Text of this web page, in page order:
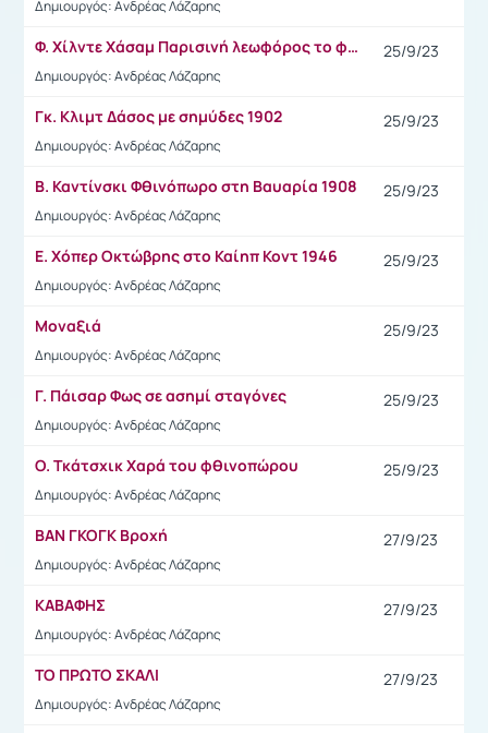
Δημιουργός: Ανδρέας Λάζαρης
Φ. Χίλντε Χάσαμ Παρισινή λεωφόρος το φθινόπωρο
Δημιουργός: Ανδρέας Λάζαρης
25/9/23
Γκ. Κλιμτ Δάσος με σημύδες 1902
Δημιουργός: Ανδρέας Λάζαρης
25/9/23
Β. Καντίνσκι Φθινόπωρο στη Βαυαρία 1908
Δημιουργός: Ανδρέας Λάζαρης
25/9/23
Ε. Χόπερ Οκτώβρης στο Καίηπ Κοντ 1946
Δημιουργός: Ανδρέας Λάζαρης
25/9/23
Μοναξιά
Δημιουργός: Ανδρέας Λάζαρης
25/9/23
Γ. Πάισαρ Φως σε ασημί σταγόνες
Δημιουργός: Ανδρέας Λάζαρης
25/9/23
Ο. Τκάτσχικ Χαρά του φθινοπώρου
Δημιουργός: Ανδρέας Λάζαρης
25/9/23
ΒΑΝ ΓΚΟΓΚ Βροχή
Δημιουργός: Ανδρέας Λάζαρης
27/9/23
ΚΑΒΑΦΗΣ
Δημιουργός: Ανδρέας Λάζαρης
27/9/23
ΤΟ ΠΡΩΤΟ ΣΚΑΛΙ
Δημιουργός: Ανδρέας Λάζαρης
27/9/23